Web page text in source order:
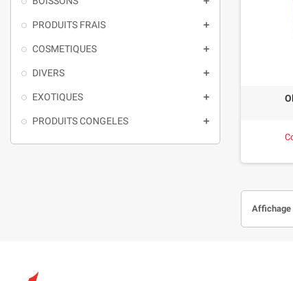
PRODUITS FRAIS 
COSMETIQUES 
DIVERS 
EXOTIQUES 
PRODUITS CONGELES 
Affichage